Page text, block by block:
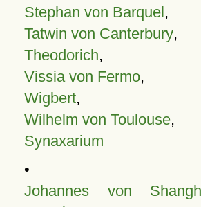
Stephan von Barquel,
Tatwin von Canterbury,
Theodorich,
Vissia von Fermo,
Wigbert,
Wilhelm von Toulouse,
Synaxarium
•
Johannes von